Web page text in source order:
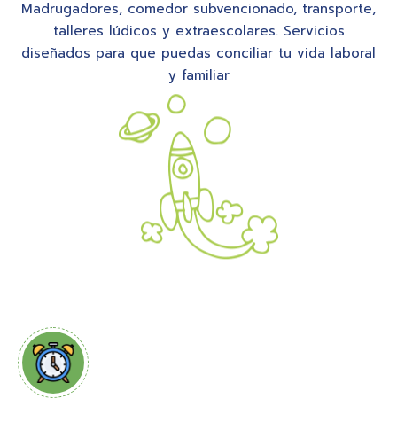
Madrugadores, comedor subvencionado, transporte,
talleres lúdicos y extraescolares. Servicios
diseñados para que puedas conciliar tu vida laboral
y familiar